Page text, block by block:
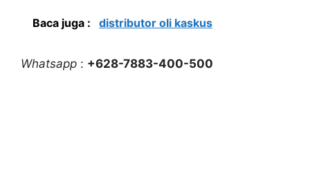
Baca juga : distributor oli kaskus
Whatsapp : +628-7883-400-500